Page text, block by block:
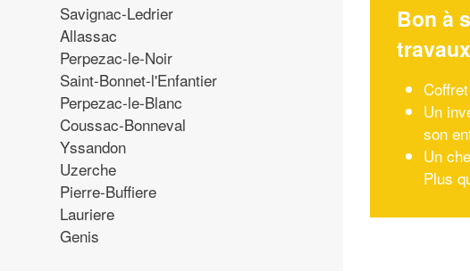
Savignac-Ledrier
Allassac
Perpezac-le-Noir
Saint-Bonnet-l'Enfantier
Perpezac-le-Blanc
Coussac-Bonneval
Yssandon
Uzerche
Pierre-Buffiere
Lauriere
Genis
Bon à
travaux
Un
son
Un
Plus